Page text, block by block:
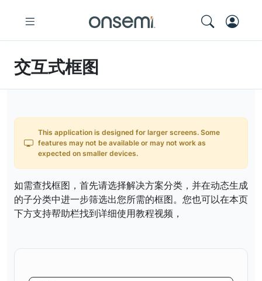
交互式框图
This application is designed for larger screens. Some
features may not be available or may not work as
expected on smaller devices.
如需查找框图，首先请选择解决方案分类，并在动态生成
的子分类中进一步筛选出您所需的框图。您也可以在本页
下方支持帮助栏找到详细使用教程视频，